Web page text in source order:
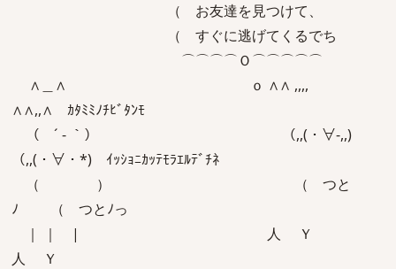
（ お友達を見つけて、
（ すぐに逃げてくるでち
⌒⌒⌒⌒Ｏ⌒⌒⌒⌒⌒
∧＿∧ ｏ ∧∧ ,,,,
∧∧,,∧ ｶﾀﾐﾐﾉﾁﾋﾞﾀﾝﾓ
（ ´ - ｀） （,,(・∀-,,)
（,,(・∀・*) ｲｯｼｮﾆｶｯﾃﾓﾗｴﾙﾃﾞﾁﾈ
（ ） （ つと
ﾉ （ つとﾉっ
｜ ｜ | 人 Ｙ
人 Ｙ